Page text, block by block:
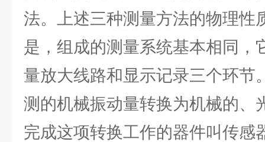
法。上述三种测量方法的物理性
是，组成的测量系统基本相同，
量放大线路和显示记录三个环节
测的机械振动量转换为机械的、
完成这项转换工作的器件叫传感